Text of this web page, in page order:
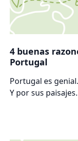
4 buenas
Portugal
Portugal es
Y por sus